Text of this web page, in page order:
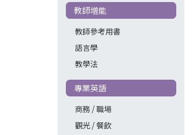
教師增能
教師參考用書
語言學
教學法
專業英語
商務 / 職場
觀光 / 餐飲